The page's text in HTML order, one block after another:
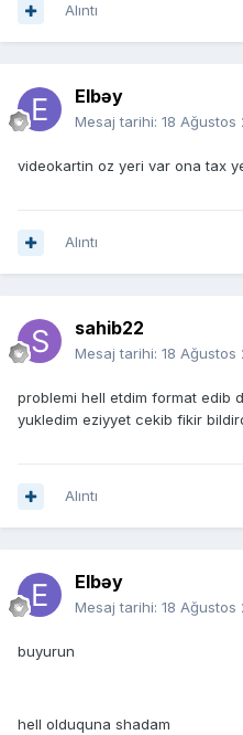
Alıntı
Elbəy
Mesaj tarihi: 18 Ağustos
videokartin oz yeri var ona tax
Alıntı
sahib22
Mesaj tarihi: 18 Ağustos
problemi hell etdim format edib
yukledim eziyyet cekib fikir
Alıntı
Elbəy
Mesaj tarihi: 18 Ağustos
buyurun
hell olduquna shadam